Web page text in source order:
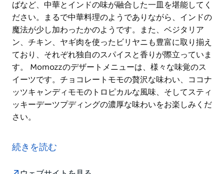
ばなど、中華とインドの味が融合した一皿を堪能してく
ださい。まるで中華料理のようでありながら、インドの
魔法が少し加わったかのようです。また、ベジタリア
ン、チキン、ヤギ肉を使ったビリヤニも豊富に取り揃え
ており、それぞれ独自のスパイスと香りが際立っていま
す。 Momozzのデザートメニューは、様々な味覚のス
イーツです。チョコレートモモの贅沢な味わい、ココナ
ッツキャンディモモのトロピカルな風味、そしてスティ
ッキーデーツプディングの濃厚な味わいをお楽しみくだ
さい。
Momozzは、インドと中華の味を独自に融合させた料
理で食通を魅了します。その主役は？ベジタリアンまた
続きを読む